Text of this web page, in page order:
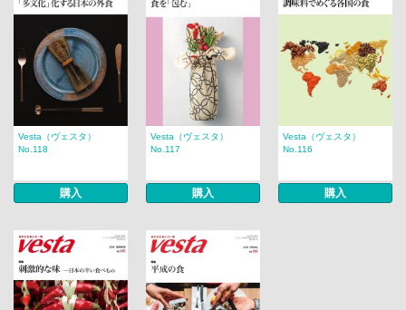
Vesta（ヴェスタ）
No.118
購入
Vesta（ヴェスタ）
No.117
購入
Vesta（ヴェスタ）
No.116
購入